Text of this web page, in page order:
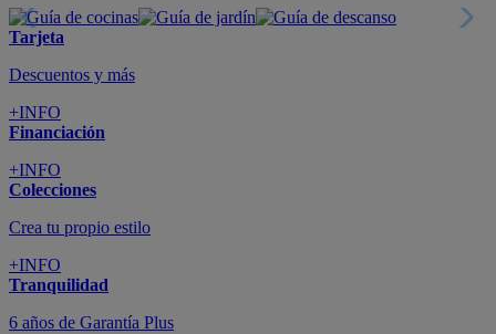
Tarjeta
Descuentos y más
+INFO
Financiación
+INFO
Colecciones
Crea tu propio estilo
+INFO
Tranquilidad
6 años de Garantía Plus